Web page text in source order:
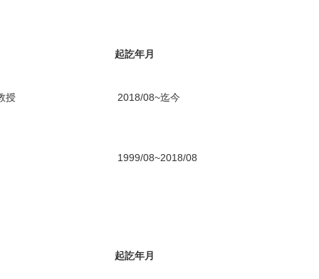
起訖年月
授 2018/08~迄今
1999/08~2018/08
起訖年月